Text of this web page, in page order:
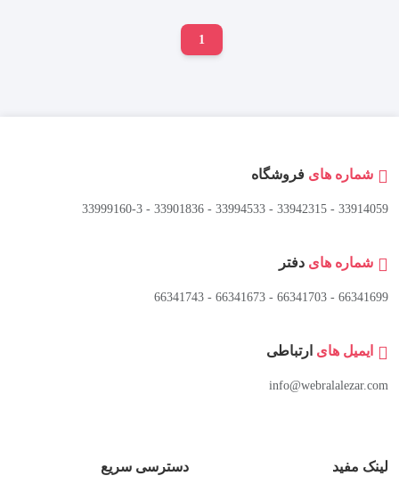
1
شماره های فروشگاه
33914059 - 33942315 - 33994533 - 33901836 - 33999160-3 ​
شماره های دفتر
66341699 - 66341703 - 66341673 - 66341743
ایمیل های ارتباطی
info@webralalezar.com
لینک مفید دسترسی سریع